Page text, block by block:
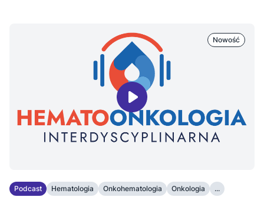
Nowość
Podcast Hematologia Onkohematologia Onkologia ...